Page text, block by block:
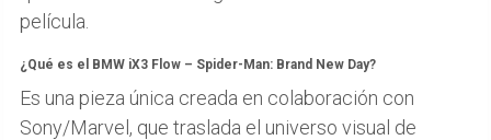
película.
¿Qué es el BMW iX3 Flow – Spider-Man: Brand New Day?
Es una pieza única creada en colaboración con
Sony/Marvel, que traslada el universo visual de